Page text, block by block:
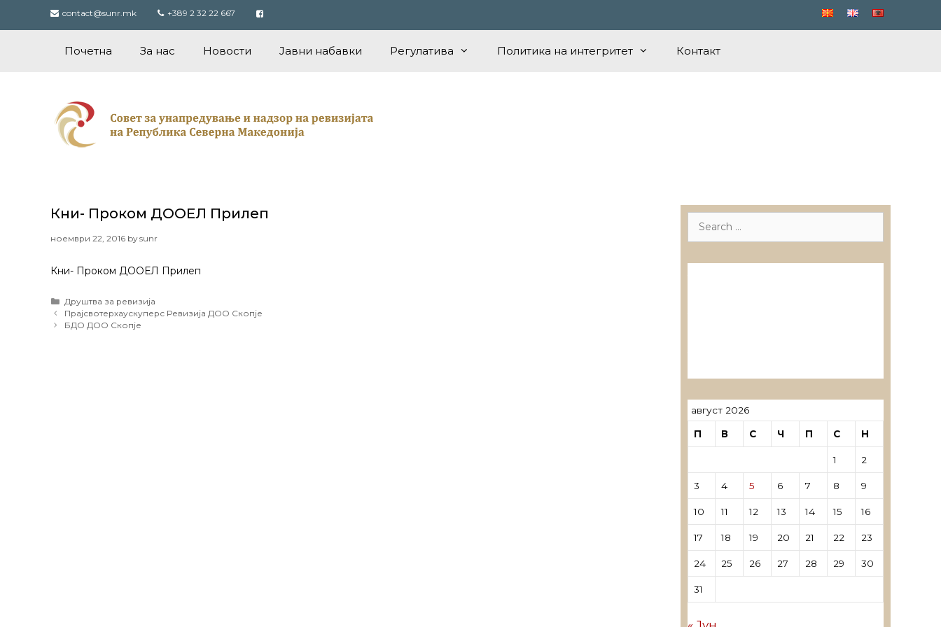
contact@sunr.mk +389 2 32 22 667
Почетна За нас Новости Јавни набавки Регулатива Политика на интегритет Контакт
Кни- Проком ДООЕЛ Прилеп
ноември 22, 2016 bysunr
Кни- Проком ДООЕЛ Прилеп
Categories
Друштва за ревизија
Post
navigation
Прајсвотерхаускуперс Ревизија ДОО Скопје
БДО ДОО Скопје
Search
август 2026
П В С Ч П С Н
1 2
3 4 5 6 7 8 9
10 11 12 13 14 15 16
17 18 19 20 21 22 23
24 25 26 27 28 29 30
31